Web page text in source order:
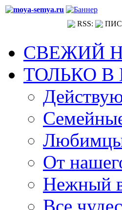
RSS:
СВЕЖИЙ
ТОЛЬКО
От
Нежный